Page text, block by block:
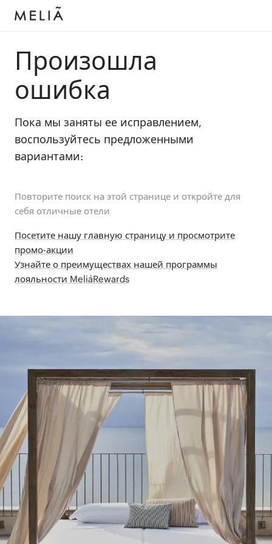
Произошла
ошибка
Пока мы заняты ее исправлением,
воспользуйтесь предложенными
вариантами:
Повторите поиск на этой странице и откройте для
себя отличные отели
Посетите нашу главную страницу и просмотрите
промо-акции
Узнайте о преимуществах нашей программы
лояльности MeliáRewards